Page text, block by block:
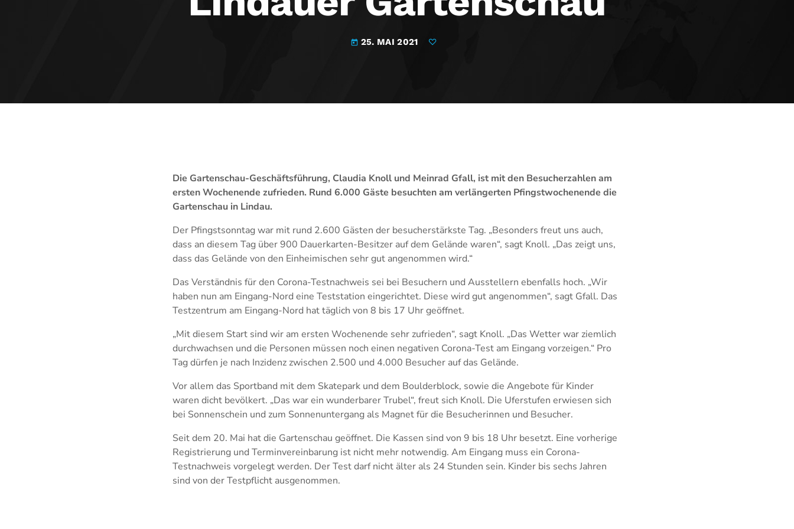
today 25. MAI 2021
Die Gartenschau-Geschäftsführung, Claudia Knoll und Meinrad Gfall, ist mit den Besucherzahlen am
ersten Wochenende zufrieden. Rund 6.000 Gäste besuchten am verlängerten Pfingstwochenende die
Gartenschau in Lindau.
Der Pfingstsonntag war mit rund 2.600 Gästen der besucherstärkste Tag. „Besonders freut uns auch,
dass an diesem Tag über 900 Dauerkarten-Besitzer auf dem Gelände waren“, sagt Knoll. „Das zeigt uns,
dass das Gelände von den Einheimischen sehr gut angenommen wird.“
Das Verständnis für den Corona-Testnachweis sei bei Besuchern und Ausstellern ebenfalls hoch. „Wir
haben nun am Eingang-Nord eine Teststation eingerichtet. Diese wird gut angenommen“, sagt Gfall. Das
Testzentrum am Eingang-Nord hat täglich von 8 bis 17 Uhr geöffnet.
„Mit diesem Start sind wir am ersten Wochenende sehr zufrieden“, sagt Knoll. „Das Wetter war ziemlich
durchwachsen und die Personen müssen noch einen negativen Corona-Test am Eingang vorzeigen.“ Pro
Tag dürfen je nach Inzidenz zwischen 2.500 und 4.000 Besucher auf das Gelände.
Vor allem das Sportband mit dem Skatepark und dem Boulderblock, sowie die Angebote für Kinder
waren dicht bevölkert. „Das war ein wunderbarer Trubel“, freut sich Knoll. Die Uferstufen erwiesen sich
bei Sonnenschein und zum Sonnenuntergang als Magnet für die Besucherinnen und Besucher.
Seit dem 20. Mai hat die Gartenschau geöffnet. Die Kassen sind von 9 bis 18 Uhr besetzt. Eine vorherige
Registrierung und Terminvereinbarung ist nicht mehr notwendig. Am Eingang muss ein Corona-
Testnachweis vorgelegt werden. Der Test darf nicht älter als 24 Stunden sein. Kinder bis sechs Jahren
sind von der Testpflicht ausgenommen.